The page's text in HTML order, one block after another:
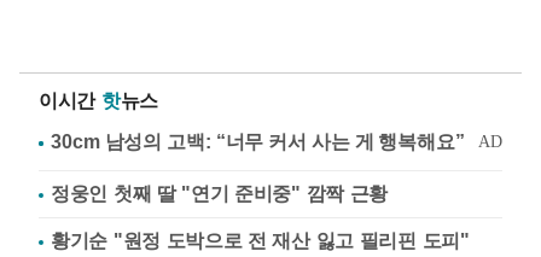
이시간 핫뉴스
정웅인 첫째 딸 "연기 준비중" 깜짝 근황
황기순 "원정 도박으로 전 재산 잃고 필리핀 도피"